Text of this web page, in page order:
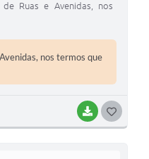
BAIXAR
Ruas e Avenidas, nos
nos termos que